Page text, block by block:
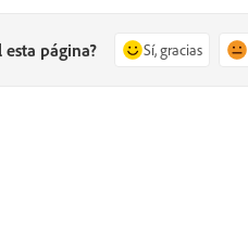
página? Sí, gracias